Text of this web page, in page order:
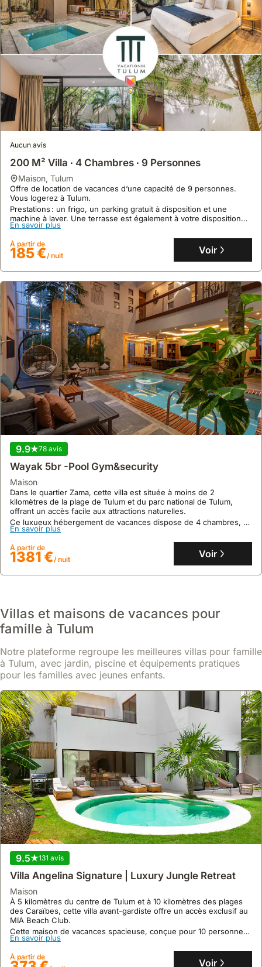
Aucun avis
200 M² Villa ∙ 4 Chambres ∙ 9 Personnes
maison, Tulum
Offre de location de vacances d‘une capacité de 9 personnes.
Vous logerez à Tulum.
Prestations : un frigo, un parking gratuit à disposition et une
machine à laver. Une terrasse est également à votre disposition
dans cette maison à Tulum !
En savoir plus
À partir de
185 €/ nuit Voir
9.9 78 avis
Wayak 5br -Pool Gym&security
maison
Dans le quartier Zama, cette villa est située à moins de 2
kilomètres de la plage de Tulum et du parc national de Tulum,
offrant un accès facile aux attractions naturelles.
Ce luxueux hébergement de vacances dispose de 4 chambres, 5
salles de bains, une piscine intérieure, un centre de remise en
forme et une cuisine entièrement équipée, parfait pour une
escapade en famille.
En savoir plus
À partir de
1381 €/ nuit Voir
Villas et maisons de vacances pour
famille à Tulum
Notre plateforme regroupe les meilleures villas pour famille
à Tulum, avec jardin, piscine et équipements pratiques
pour les familles avec jeunes enfants.
9.5 131 avis
Villa Angelina Signature | Luxury Jungle Retreat
maison
À 5 kilomètres du centre de Tulum et à 10 kilomètres des plages
des Caraïbes, cette villa avant-gardiste offre un accès exclusif au
MIA Beach Club.
Cette maison de vacances spacieuse, conçue pour 10 personnes,
propose une cuisine entièrement équipée, une connexion
internet haut débit, la climatisation et une piscine privée, avec des
services optionnels de conciergerie et de chef privé.
En savoir plus
À partir de
Voir